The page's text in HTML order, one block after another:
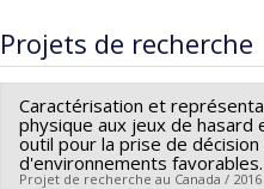
Projets de recherche
Caractérisation et
physique aux jeux de hasard
outil pour la prise de
d'environnements favorables.
Projet de recherche au Canada / 2016